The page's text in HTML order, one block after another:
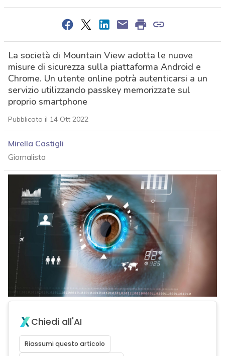
La società di Mountain View adotta le nuove
misure di sicurezza sulla piattaforma Android e
Chrome. Un utente online potrà autenticarsi a un
servizio utilizzando passkey memorizzate sul
proprio smartphone
Pubblicato il 14 Ott 2022
Mirella Castigli
Giornalista
Chiedi all'AI
Riassumi questo articolo